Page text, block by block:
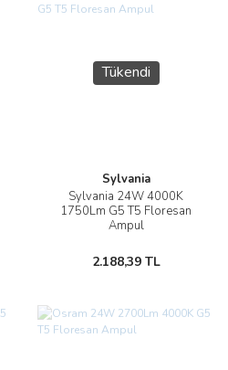
Tükendi
Sylvania
Sylvania 24W 4000K
1750Lm G5 T5 Floresan
Ampul
2.188,39 TL